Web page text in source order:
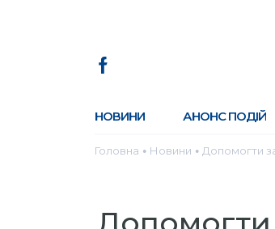
НОВИНИ АНОНС ПОДІЙ
Головна ● Новини ● Допомогти